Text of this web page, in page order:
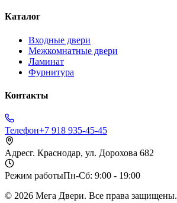
Каталог
Входные двери
Межкомнатные двери
Ламинат
Фурнитура
Контакты
Телефон+7 918 935-45-45
Адресг. Краснодар, ул. Дорохова 682
Режим работыПн-Сб: 9:00 - 19:00
© 2026 Мега Двери. Все права защищены.